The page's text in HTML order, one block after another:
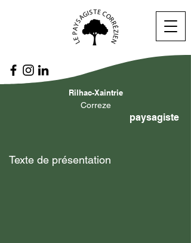
Rilhac-Xaintrie
Correze
paysagiste
Texte de présentation